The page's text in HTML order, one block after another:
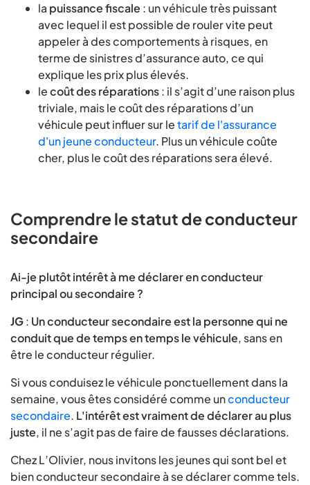
la puissance fiscale : un véhicule très puissant
avec lequel il est possible de rouler vite peut
appeler à des comportements à risques, en
terme de sinistres d’assurance auto, ce qui
explique les prix plus élevés.
lecoût des réparations: il s’agit d’une raison plus
triviale, mais le coût des réparations d’un
véhicule peut influer sur letarif de l'assurance
d'un jeune conducteur. Plus un véhicule coûte
cher, plus le coût des réparations sera élevé.
Comprendre le statut de conducteur
secondaire
Ai-je plutôt intérêt à me déclarer en conducteur
principal ou secondaire ?
JG: Un conducteur secondaire est la personne qui ne
conduit que de temps en temps le véhicule, sans en
être le conducteur régulier.
Si vous conduisez le véhicule ponctuellement dans la
semaine, vous êtes considéré comme unconducteur
secondaire. L'intérêt est vraiment de déclarer au plus
juste, il ne s’agit pas de faire de fausses déclarations.
Chez L’Olivier, nous invitons les jeunes qui sont bel et
bien conducteur secondaire à se déclarer comme tels.